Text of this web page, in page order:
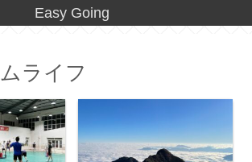
Easy Going
ライフ